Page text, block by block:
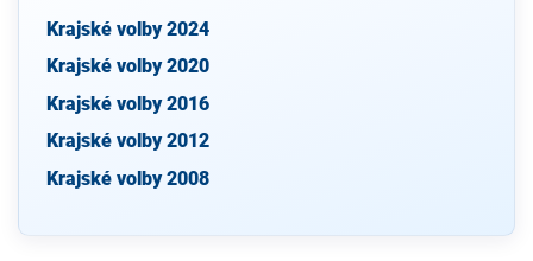
Krajské volby 2024
Krajské volby 2020
Krajské volby 2016
Krajské volby 2012
Krajské volby 2008